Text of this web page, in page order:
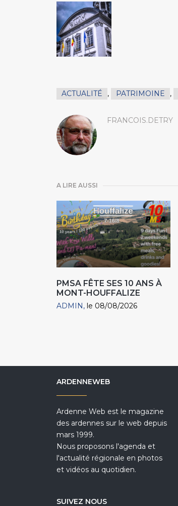
ACTUALITÉ , PATRIMOINE ,
FRANCOIS.DETRY
A LIRE AUSSI
PMSA FÊTE SES 10 ANS À
MONT-HOUFFALIZE
ADMIN le 08/08/2026
ARDENNEWEB
Ardenne Web est le magazine
des ardennes sur le web depuis
mars 1999.
Nous proposons l'agenda et
l'actualité régionale en photos
et vidéos au quotidien.
SUIVEZ NOUS